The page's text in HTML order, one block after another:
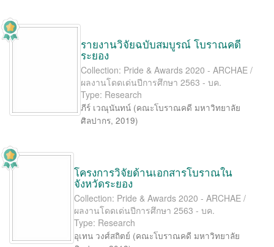
รายงานวิจัยฉบับสมบูรณ์ โบราณคดี
ระยอง
Collection: Pride & Awards 2020 - ARCHAE /
ผลงานโดดเด่นปีการศึกษา 2563 - บค.
Type: Research
ภีร์ เวณุนันทน์ (คณะโบราณคดี มหาวิทยาลัย
ศิลปากร,2019)
โครงการวิจัยด้านเอกสารโบราณใน
จังหวัดระยอง
Collection: Pride & Awards 2020 - ARCHAE /
ผลงานโดดเด่นปีการศึกษา 2563 - บค.
Type: Research
อุเทน วงศ์สถิตย์ (คณะโบราณคดี มหาวิทยาลัย